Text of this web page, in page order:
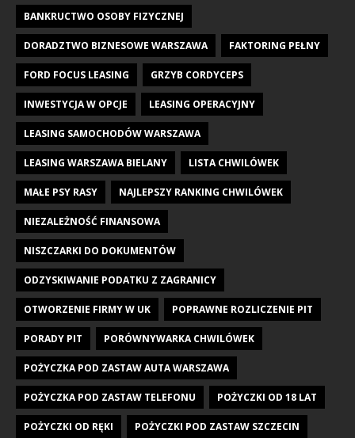
BANKRUCTWO OSOBY FIZYCZNEJ
DORADZTWO BIZNESOWE WARSZAWA FAKTORING PEŁNY
FORD FOCUS LEASING GRZYB CORDYCEPS
INWESTYCJA W OPCJE LEASING OPERACYJNY
LEASING SAMOCHODÓW WARSZAWA
LEASING WARSZAWA BIELANY LISTA CHWILÓWEK
MAŁE PSY RASY NAJLEPSZY RANKING CHWILÓWEK
NIEZALEŻNOŚĆ FINANSOWA
NISZCZARKI DO DOKUMENTÓW
ODZYSKIWANIE PODATKU Z ZAGRANICY
OTWORZENIE FIRMY W UK POPRAWNE ROZLICZENIE PIT
PORADY PIT PORÓWNYWARKA CHWILÓWEK
POŻYCZKA POD ZASTAW AUTA WARSZAWA
POŻYCZKA POD ZASTAW TELEFONU POŻYCZKI OD 18 LAT
POŻYCZKI OD RĘKI POŻYCZKI POD ZASTAW SZCZECIN